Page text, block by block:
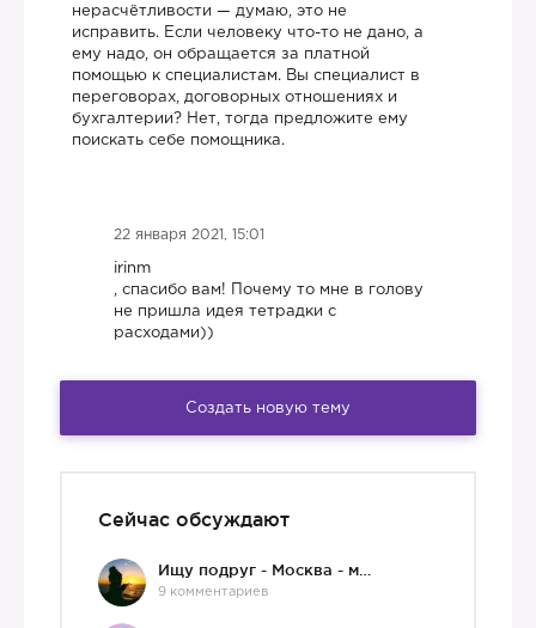
нерасчётливости — думаю, это не
исправить. Если человеку что-то не дано, а
ему надо, он обращается за платной
помощью к специалистам. Вы специалист в
переговорах, договорных отношениях и
бухгалтерии? Нет, тогда предложите ему
поискать себе помощника.
22 января 2021, 15:01
irinm
, спасибо вам! Почему то мне в голову
не пришла идея тетрадки с
расходами))
Создать новую тему
Сейчас обсуждают
9 комментариев